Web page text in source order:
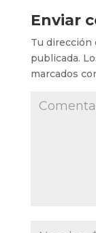
Enviar
Tu dirección
publicada.
marcados